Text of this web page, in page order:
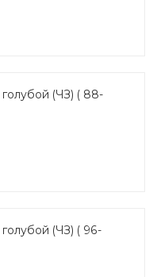
(ЧЗ) ( 88-
(ЧЗ) ( 96-